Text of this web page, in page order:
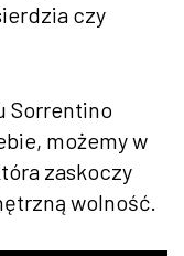
czy
Sorrentino
możemy w
zaskoczy
wolność.